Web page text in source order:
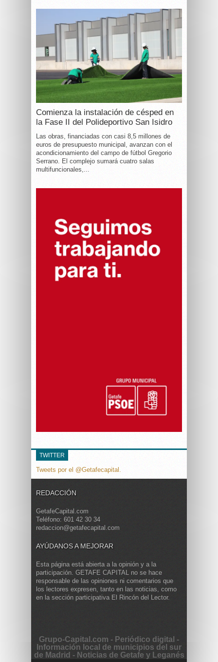
Comienza la instalación de césped en
la Fase II del Polideportivo San Isidro
Las obras, financiadas con casi 8,5 millones de
euros de presupuesto municipal, avanzan con el
acondicionamiento del campo de fútbol Gregorio
Serrano. El complejo sumará cuatro salas
multifuncionales,...
TWITTER
Tweets por el @Getafecapital.
REDACCIÓN
GetafeCapital.com
Teléfono: 601 42 30 34
redaccion@getafecapital.com
AYÚDANOS A MEJORAR
Esta página está abierta a la opinión y a la
participación. GETAFE CAPITAL no se hace
responsable de las opiniones ni comentarios que
los lectores expresen, tanto en las noticias, como
en la sección participativa El Rincón del Lector.
Grupo-Capital.com - Periódico digital -
Información local de municipios del sur
de Madrid - Noticias de Getafe y Leganés